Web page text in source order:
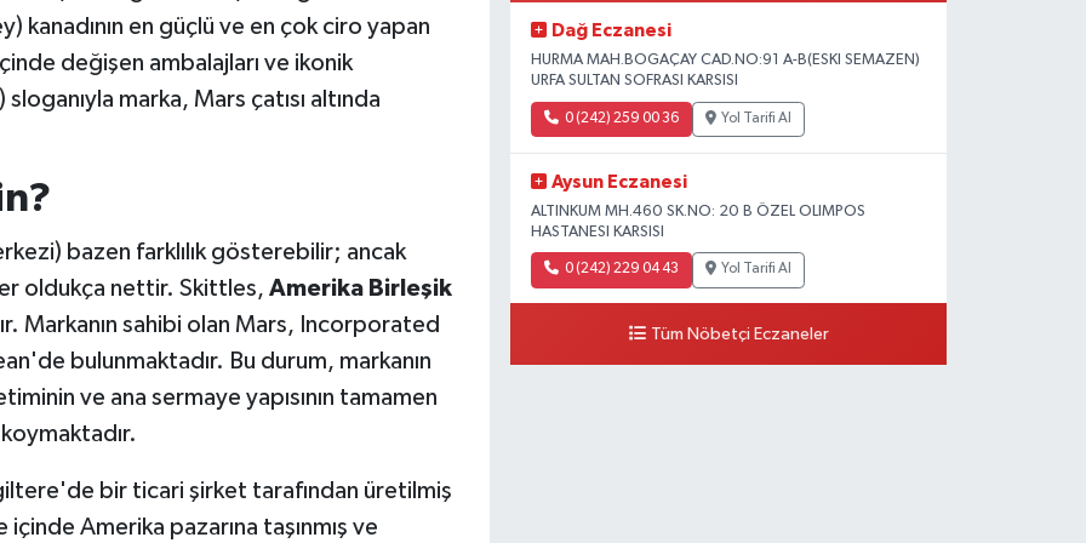
kanadının en güçlü ve en çok ciro yapan
değişen ambalajları ve ikonik
marka, Mars çatısı altında
bazen farklılık gösterebilir; ancak
oldukça nettir. Skittles, Amerika Birleşik
Markanın sahibi olan Mars, Incorporated
bulunmaktadır. Bu durum, markanın
ve ana sermaye yapısının tamamen
bir ticari şirket tarafından üretilmiş
Amerika pazarına taşınmış ve
Dağ Eczanesi
HURMA MAH.BOGAÇAY CAD.NO:91 A-B(ESKI SEMAZEN)
URFA SULTAN SOFRASI KARSISI
0 (242) 259 00 36 Yol Tarifi Al
Aysun Eczanesi
ALTINKUM MH.460 SK.NO: 20 B ÖZEL OLIMPOS
HASTANESI KARSISI
0 (242) 229 04 43 Yol Tarifi Al
Tüm Nöbetçi Eczaneler